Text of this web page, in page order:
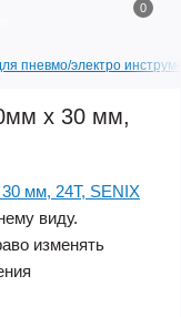
0
пневмо/электро
х 30 мм,
виду.
изменять